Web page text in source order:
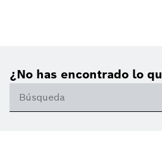
¿No has encontrado lo